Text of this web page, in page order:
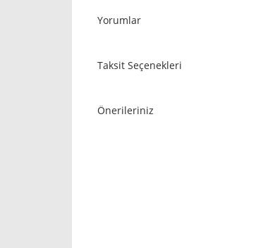
Yorumlar
Taksit Seçenekleri
Önerileriniz